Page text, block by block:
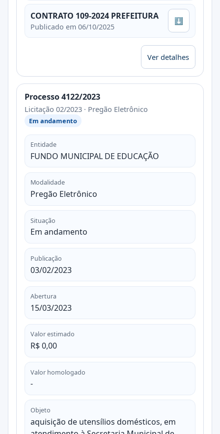
CONTRATO 109-2024 PREFEITURA
Publicado em 06/10/2025
⬇
Ver detalhes
Processo 4122/2023
Licitação 02/2023 · Pregão Eletrônico
Em andamento
Entidade
FUNDO MUNICIPAL DE EDUCAÇÃO
Modalidade
Pregão Eletrônico
Situação
Em andamento
Publicação
03/02/2023
Abertura
15/03/2023
Valor estimado
R$ 0,00
Valor homologado
-
Objeto
aquisição de utensílios domésticos, em